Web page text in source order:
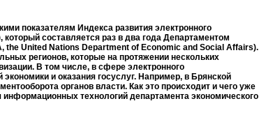
показателям Индекса развития электронного
составляется раз в два года Департаментом
the United Nations Department of Economic and Social Affairs).
регионов, которые на протяжении нескольких
В том числе, в сфере электронного
и оказания госуслуг. Например, в Брянской
органов власти. Как это происходит и чего уже
технологий департамента экономического